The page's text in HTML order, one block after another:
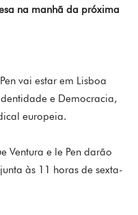
na manhã da próxima
vai estar em Lisboa
e Democracia,
europeia.
Ventura e le Pen darão
às 11 horas de sexta-